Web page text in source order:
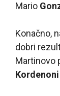
Mario
Konačno,
dobri
Martinovo
Kordenoni